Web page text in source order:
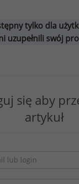
tylko dla
uzupełnili swój
się aby
artykuł